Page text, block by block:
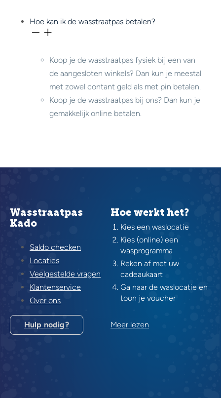
Hoe kan ik de wasstraatpas betalen?
Koop je de wasstraatpas fysiek bij een van
de aangesloten winkels? Dan kun je meestal
met zowel contant geld als met pin betalen.
Koop je de wasstraatpas bij ons? Dan kun je
gemakkelijk online betalen.
Wasstraatpas
Kado
Saldo checken
Locaties
Veelgestelde vragen
Klantenservice
Over ons
Hulp nodig?
Hoe werkt het?
Kies een waslocatie
Kies (online) een
wasprogramma
Reken af met uw
cadeaukaart
Ga naar de waslocatie en
toon je voucher
Meer lezen